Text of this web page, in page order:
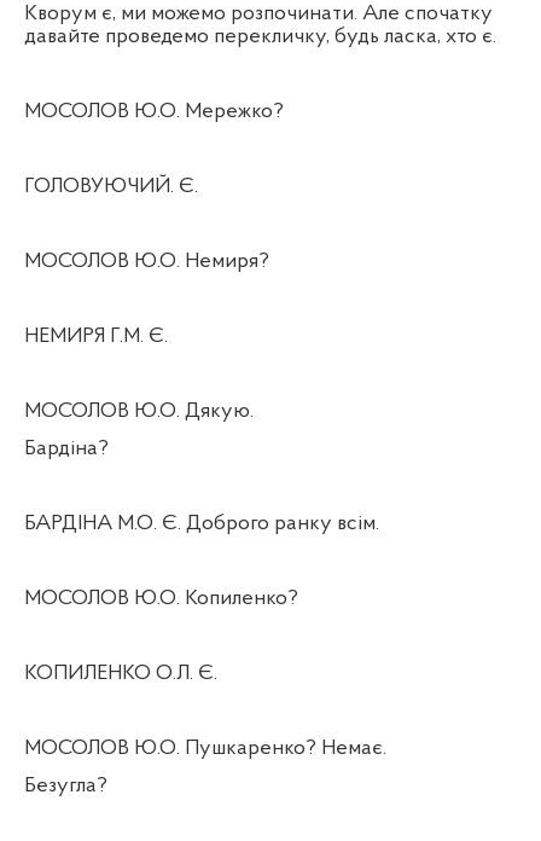
Кворум є, ми можемо розпочинати. Але спочатку
давайте проведемо перекличку, будь ласка, хто є.
МОСОЛОВ Ю.О. Мережко?
ГОЛОВУЮЧИЙ. Є.
МОСОЛОВ Ю.О. Немиря?
НЕМИРЯ Г.М. Є.
МОСОЛОВ Ю.О. Дякую.
Бардіна?
БАРДІНА М.О. Є. Доброго ранку всім.
МОСОЛОВ Ю.О. Копиленко?
КОПИЛЕНКО О.Л. Є.
МОСОЛОВ Ю.О. Пушкаренко? Немає.
Безугла?